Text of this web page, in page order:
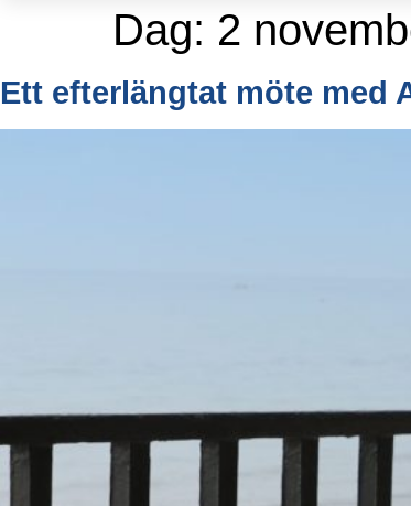
Dag: 2
Ett efterlängtat möte med